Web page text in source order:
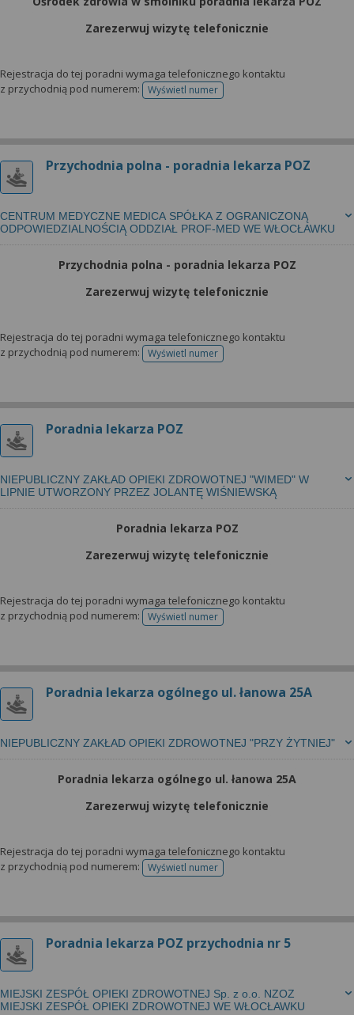
Zarezerwuj wizytę telefonicznie
Rejestracja do tej poradni wymaga telefonicznego kontaktu
z przychodnią pod numerem:
Wyświetl numertelefonu do rejestracji
Przychodnia polna - poradnia lekarza POZ
CENTRUM MEDYCZNE MEDICA SPÓŁKA Z OGRANICZONĄ
ODPOWIEDZIALNOŚCIĄ ODDZIAŁ PROF-MED WE WŁOCŁAWKU
Przychodnia polna - poradnia lekarza POZ
Zarezerwuj wizytę telefonicznie
Rejestracja do tej poradni wymaga telefonicznego kontaktu
z przychodnią pod numerem:
Wyświetl numertelefonu do rejestracji
Poradnia lekarza POZ
NIEPUBLICZNY ZAKŁAD OPIEKI ZDROWOTNEJ "WIMED" W
LIPNIE UTWORZONY PRZEZ JOLANTĘ WIŚNIEWSKĄ
Poradnia lekarza POZ
Zarezerwuj wizytę telefonicznie
Rejestracja do tej poradni wymaga telefonicznego kontaktu
z przychodnią pod numerem:
Wyświetl numertelefonu do rejestracji
Poradnia lekarza ogólnego ul. łanowa 25A
NIEPUBLICZNY ZAKŁAD OPIEKI ZDROWOTNEJ "PRZY ŻYTNIEJ"
Poradnia lekarza ogólnego ul. łanowa 25A
Zarezerwuj wizytę telefonicznie
Rejestracja do tej poradni wymaga telefonicznego kontaktu
z przychodnią pod numerem:
Wyświetl numertelefonu do rejestracji
Poradnia lekarza POZ przychodnia nr 5
MIEJSKI ZESPÓŁ OPIEKI ZDROWOTNEJ Sp. z o.o. NZOZ
MIEJSKI ZESPÓŁ OPIEKI ZDROWOTNEJ WE WŁOCŁAWKU